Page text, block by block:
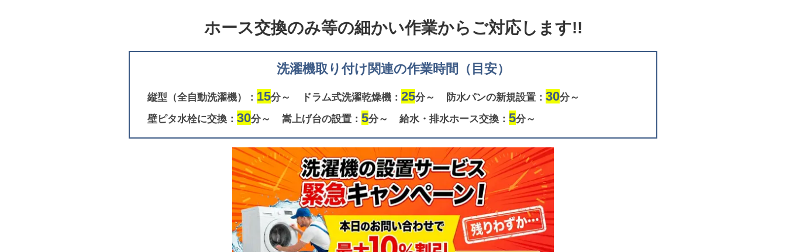
ホース交換のみ等の細かい作業からご対応します!!
洗濯機取り付け関連の作業時間（目安）
縦型（全自動洗濯機）： 15分～ ドラム式洗濯乾燥機： 25分～ 防水パンの新規設置： 30分～
壁ピタ水栓に交換： 30分～ 嵩上げ台の設置： 5分～ 給水・排水ホース交換： 5分～